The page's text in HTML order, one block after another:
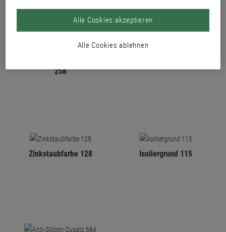
258
Zinkstaubfarbe 128 Isoliergrund 115
Alle Cookies ablehnen
Alle Cookies akzeptieren